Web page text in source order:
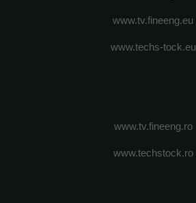
www.tv.fineeng.eu
www.techs-tock.eu
www.tv.fineeng.ro
www.techstock.ro